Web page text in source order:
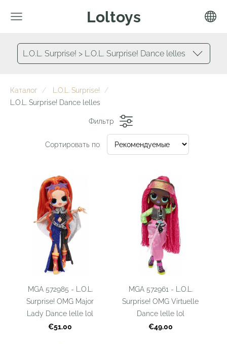
Loltoys
L.O.L. Surprise! > L.O.L. Surprise! Dance lelles
Каталог
L.O.L. Surprise!
L.O.L. Surprise! Dance lelles
Фильтр
Сортировать по
MGA 572985 - L.O.L.
Surprise! OMG Major
Lady Dance lelle lol
€51.00
MGA 572961 - L.O.L.
Surprise! OMG Virtuelle
Dance lelle lol
€49.00